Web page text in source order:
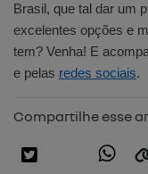
Brasil, que tal dar um
excelentes opções e
tem? Venha! E
e pelas redes sociais.
Compartilhe esse